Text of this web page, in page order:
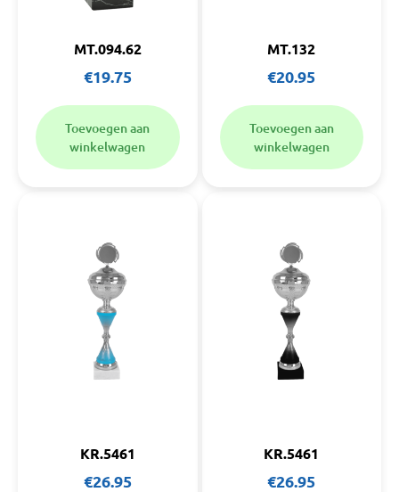
MT.094.62
€19.75
Toevoegen aan
winkelwagen
MT.132
€20.95
Toevoegen aan
winkelwagen
KR.5461
€26.95
KR.5461
€26.95